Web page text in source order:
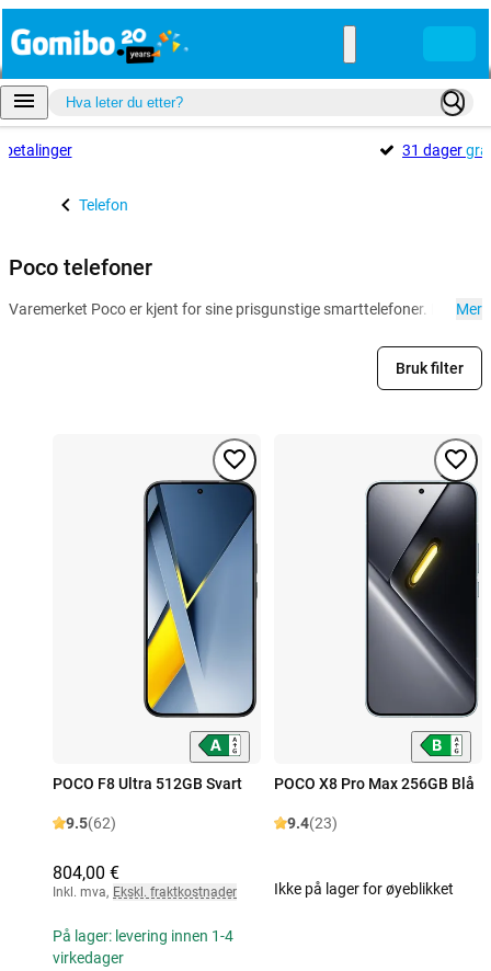
betalinger 31 dager
Telefon
Poco telefoner
Varemerket Poco er kjent for sine prisgunstige smarttelefoner. BestillMer
Bruk filter
POCO F8 Ultra 512GB Svart
9.5(62)
804,00 €
Inkl. mva, Ekskl. fraktkostnader
På lager: levering innen 1-4
virkedager
POCO X8 Pro Max 256GB Blå
9.4(23)
Ikke på lager for øyeblikket